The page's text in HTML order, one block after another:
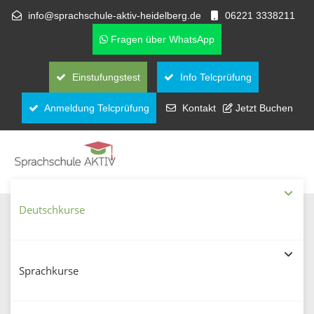
info@sprachschule-aktiv-heidelberg.de 06221 3338211
Fragen über WhatsApp
Einstufungstest Info Telcprüfung
Anmeldung Telcprüfung Kontakt Jetzt Buchen
Deutschkurse
Sprachkurse
Heidelberg – Für jedes Niveau und